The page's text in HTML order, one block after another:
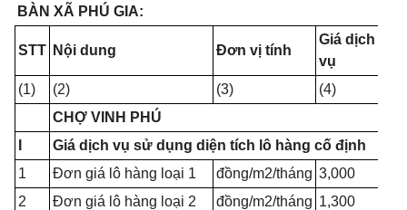
BÀN XÃ PHÚ GIA:
STT Nội dung Đơn vị tính
Giá dịch
vụ
(1)
(2) (3)
(4)
CHỢ VINH PHÚ
Giá dịch vụ sử dụng diện tích lô hàng cố định
1
Đơn giá lô hàng loại 1 đồng/m2/tháng 3,000
2
Đơn giá lô hàng loại 2 đồng/m2/tháng 1,300